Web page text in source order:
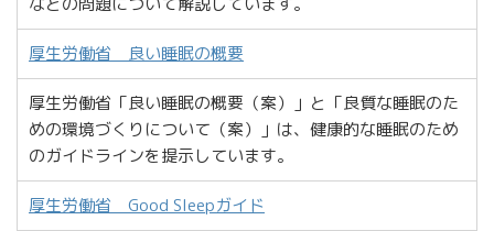
厚生労働省 良い睡眠の概要
厚生労働省「良い睡眠の概要（案）」と「良質な睡眠のた
めの環境づくりについて（案）」は、健康的な睡眠のため
のガイドラインを提示しています。
厚生労働省 Good Sleepガイド